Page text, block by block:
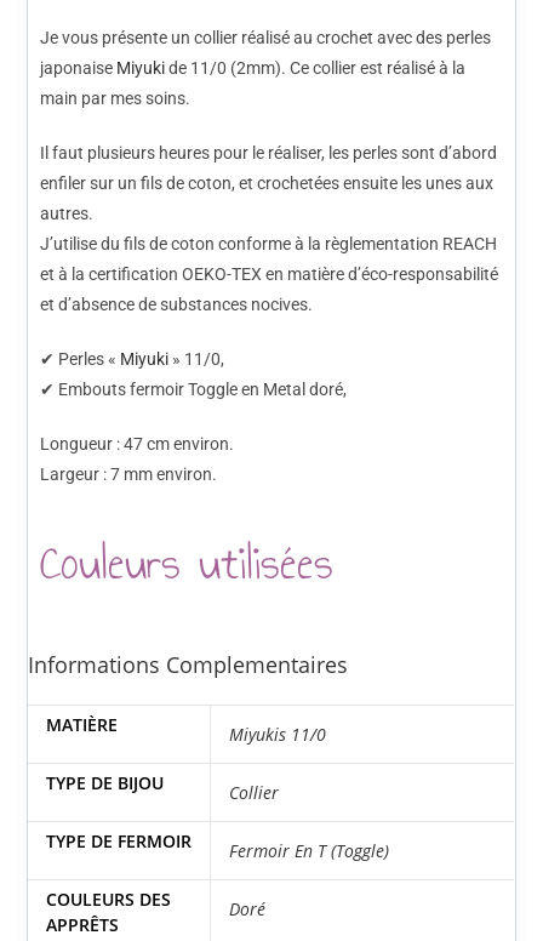
Je vous présente un collier réalisé au crochet avec des perles
japonaise Miyukide 11/0 (2mm). Ce collier est réalisé à la
main par mes soins.
Il faut plusieurs heures pour le réaliser, les perles sont d’abord
enfiler sur un fils de coton, et crochetées ensuite les unes aux
autres.
J’utilise du fils de coton conforme à la règlementation REACH
et à la certification OEKO-TEX en matière d’éco-responsabilité
et d’absence de substances nocives.
✔ Perles « Miyuki » 11/0,
✔ Embouts fermoir Toggle en Metal doré,
Longueur : 47 cm environ.
Largeur : 7 mm environ.
Couleurs utilisées
Informations Complementaires
MATIÈRE Miyukis 11/0
TYPE DE BIJOU Collier
TYPE DE FERMOIR Fermoir En T (Toggle)
COULEURS DES
APPRÊTS
Doré